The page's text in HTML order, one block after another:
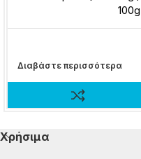
100g
Διαβάστε περισσότερα
Χρήσιμα